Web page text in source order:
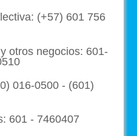
(+57) 601 756
otros negocios: 601-
016-0500 - (601)
601 - 7460407